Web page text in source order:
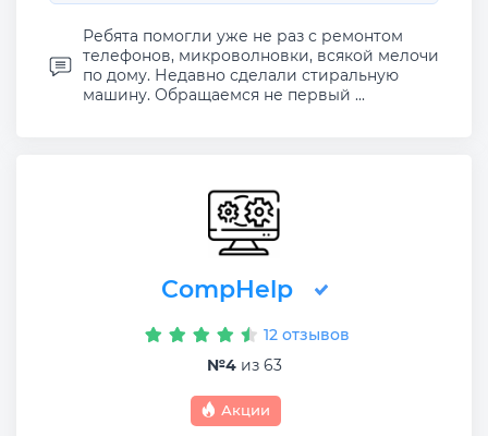
Ребята помогли уже не раз с ремонтом
телефонов, микроволновки, всякой мелочи
по дому. Недавно сделали стиральную
машину. Обращаемся не первый ...
CompHelp
12 отзывов
№4из 63
Акции